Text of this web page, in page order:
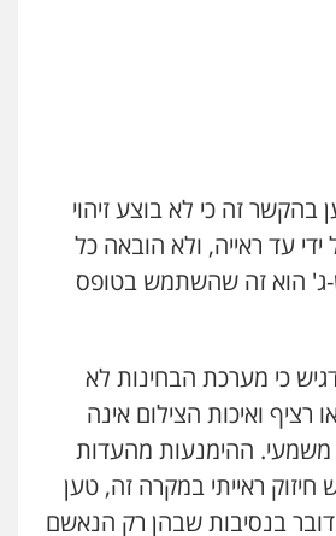
בהקשר זה כי לא בוצע זיהוי
עד ראייה, ולא הובאה כל
ג' הוא זה שהשתמש בטופס
כי מערכת הבחינות לא
רציף ואיכות הצילום אינה
משמעי. ההימנעות מהעדות
ראייתי במקרה זה, טען
בנסיבות שבהן רק הנאשם